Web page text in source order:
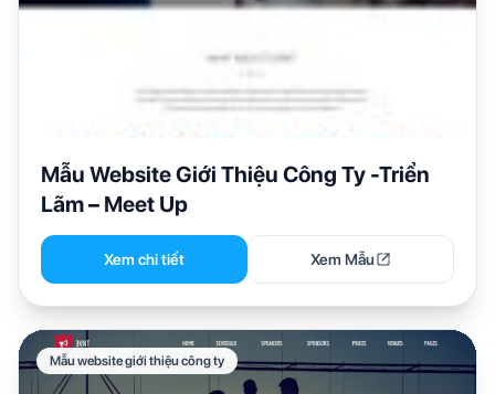
Mẫu Website Giới Thiệu Công Ty -Triển
Lãm – Meet Up
Xem chi tiết Xem Mẫu
Mẫu website giới thiệu công ty